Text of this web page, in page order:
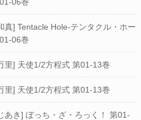
真] Tentacle Hole-テンタクル・ホー
06巻
里] 天使1/2方程式 第01-13巻
里] 天使1/2方程式 第01-13巻
あき] ぼっち・ざ・ろっく！ 第01-